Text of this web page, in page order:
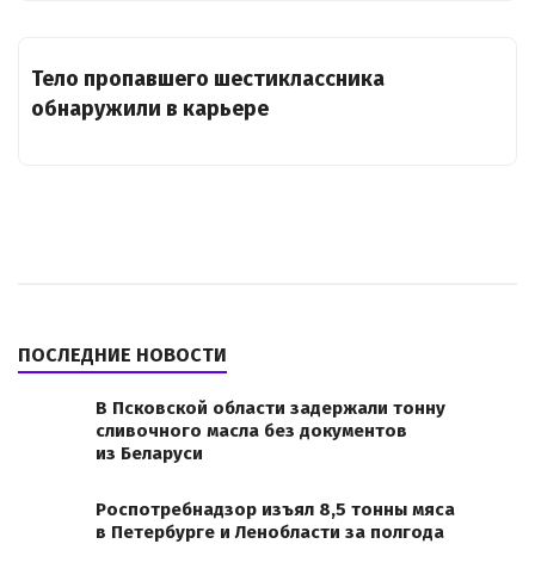
Тело пропавшего шестиклассника
обнаружили в карьере
ПОСЛЕДНИЕ НОВОСТИ
В Псковской области задержали тонну
сливочного масла без документов
из Беларуси
Роспотребнадзор изъял 8,5 тонны мяса
в Петербурге и Ленобласти за полгода